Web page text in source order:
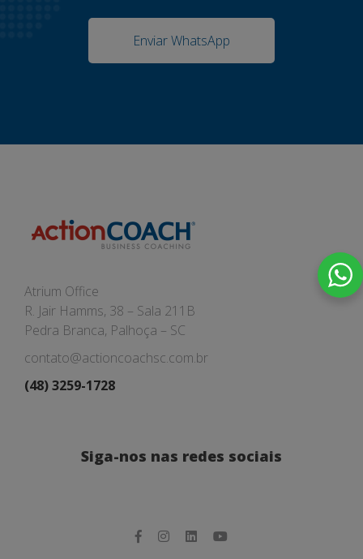
Enviar WhatsApp
Atrium Office
R. Jair Hamms, 38 – Sala 211B
Pedra Branca, Palhoça – SC
contato@actioncoachsc.com.br
(48) 3259-1728
Siga-nos nas redes sociais